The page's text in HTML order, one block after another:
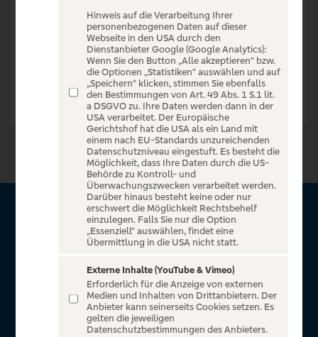
Zur Startseite
Über VR Entertain
für alle Kunden der Volksbanken Raiffeisenbanken. Auf
unserem einzigartigen Portal finden Sie Tickets für
atemberaubende Konzerte, Musicals und Shows, die
Fußball-Bundesliga sowie die Champions League und die
Hinweis auf die Verarbeitung Ihrer
personenbezogenen Daten auf dieser
Webseite in den USA durch den
Dienstanbieter Google (Google Analytics):
Wenn Sie den Button „Alle akzeptieren“ bzw.
die Optionen „Statistiken“ auswählen und auf
„Speichern“ klicken, stimmen Sie ebenfalls
den Bestimmungen von Art. 49 Abs. 1 S.1 lit.
a DSGVO zu. Ihre Daten werden dann in der
USA verarbeitet. Der Europäische
Gerichtshof hat die USA als ein Land mit
einem nach EU-Standards unzureichenden
Datenschutzniveau eingestuft. Es besteht die
Möglichkeit, dass Ihre Daten durch die US-
Behörde zu Kontroll- und
Überwachungszwecken verarbeitet werden.
Darüber hinaus besteht keine oder nur
erschwert die Möglichkeit Rechtsbehelf
einzulegen. Falls Sie nur die Option
„Essenziell“ auswählen, findet eine
Übermittlung in die USA nicht statt.
Externe Inhalte (YouTube & Vimeo)
Erforderlich für die Anzeige von externen
Medien und Inhalten von Drittanbietern. Der
Anbieter kann seinerseits Cookies setzen. Es
gelten die jeweiligen
Datenschutzbestimmungen des Anbieters.